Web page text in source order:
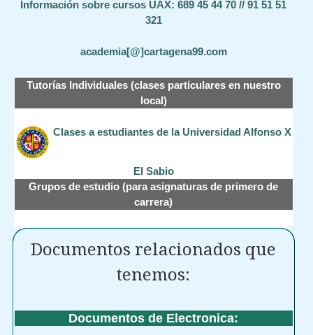
Información sobre cursos UAX: 689 45 44 70 // 91 51 51
321
academia[@]cartagena99.com
Tutorías Individuales (clases particulares en nuestro
local)
Clases a estudiantes de la Universidad Alfonso X
El Sabio
Grupos de estudio (para asignaturas de primero de
carrera)
Documentos relacionados que
tenemos:
Documentos de Electronica: